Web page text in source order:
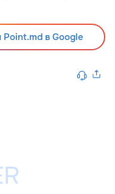
Point.md в Google